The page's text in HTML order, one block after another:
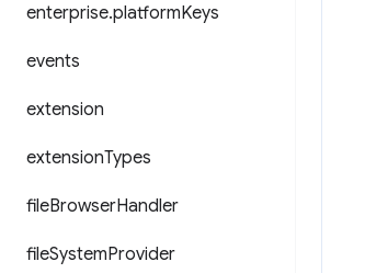
enterprise.platformKeys
events
extension
extensionTypes
fileBrowserHandler
fileSystemProvider